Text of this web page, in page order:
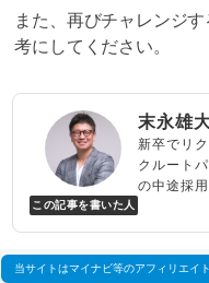
また、再びチャレンジ
考にしてください。
この記事を書いた人
末永雄
新卒でリ
クルート
の中途採
べらない転
当サイトはマイナビ等のアフィリエイ